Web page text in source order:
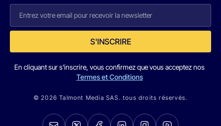
S'INSCRIRE
En cliquant sur s'inscrire, vous confirmez que vous acceptez nos
Termes et Conditions
© 2026 Talmont Media SAS. tous droits réservés.